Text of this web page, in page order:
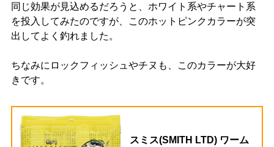
同じ効果が見込めるだろうと、ホワイト系やチャート系
を投入してみたのですが、このホットピンクカラーが突
出してよく釣れました。
ちなみにロックフィッシュやチヌも、このカラーが大好
きです。
スミス(SMITH LTD) ワーム